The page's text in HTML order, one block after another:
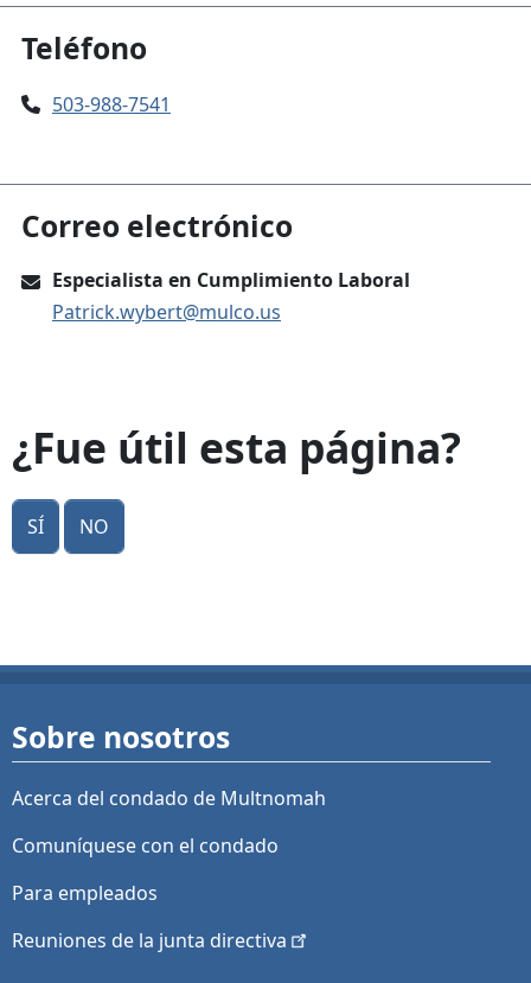
Teléfono
503-988-7541
Correo electrónico
Especialista en Cumplimiento Laboral
Patrick.wybert@mulco.us
¿Fue útil esta página?
Sí No
Sobre nosotros
Acerca del condado de Multnomah
Comuníquese con el condado
Para empleados
Reuniones de la junta directiva